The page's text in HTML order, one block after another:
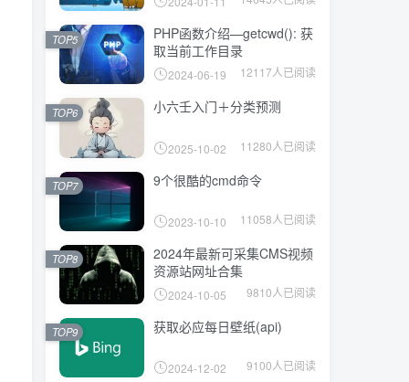
PHP函数介绍—getcwd(): 获
取当前工作目录
2024-06-19 12117人已阅读
TOP5
小六壬入门＋分类预测
2025-10-02 11280人已阅读
TOP6
9个很酷的cmd命令
2023-10-10 11058人已阅读
TOP7
2024年最新可采集CMS视频
资源站网址合集
2024-10-05 9810人已阅读
TOP8
获取必应每日壁纸(api)
2024-12-02 9100人已阅读
TOP9